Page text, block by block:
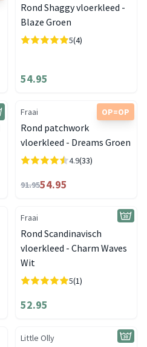
Rond Shaggy vloerkleed -
Blaze Groen
5(4)
54.95
OP=OP
Fraai
Rond patchwork
vloerkleed - Dreams Groen
4.9(33)
91.9554.95
Fraai
Rond Scandinavisch
vloerkleed - Charm Waves
Wit
5(1)
52.95
Little Olly